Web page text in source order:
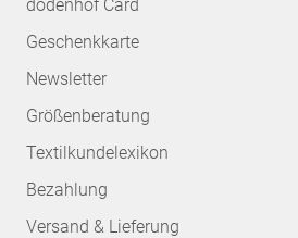
dodenhof Card
Geschenkkarte
Newsletter
Größenberatung
Textilkundelexikon
Bezahlung
Versand & Lieferung